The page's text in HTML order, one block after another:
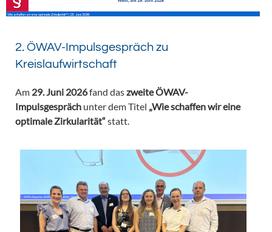
2. ÖWAV-Impulsgespräch zu
Kreislaufwirtschaft
Am 29. Juni 2026fand daszweite ÖWAV-
Impulsgespräch unter dem Titel „Wie schaffen wir eine
optimale Zirkularität“statt.